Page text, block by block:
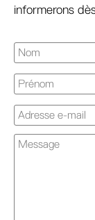
informerons